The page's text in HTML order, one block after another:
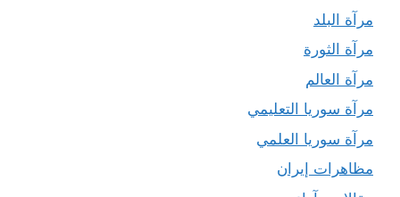
مرآة البلد
مرآة الثورة
مرآة العالم
مرآة سوريا التعليمي
مرآة سوريا العلمي
مظاهرات إيران